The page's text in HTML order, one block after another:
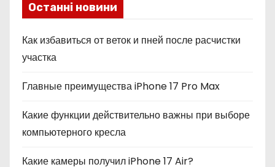
Останні новини
Как избавиться от веток и пней после расчистки
участка
Главные преимущества iPhone 17 Pro Max
Какие функции действительно важны при выборе
компьютерного кресла
Какие камеры получил iPhone 17 Air?